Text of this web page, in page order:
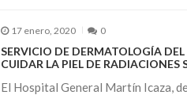
17 enero, 2020 0
SERVICIO DE DERMATOLOGÍA
CUIDAR LA PIEL DE RADIACIONES
El Hospital General Martín Icaza,